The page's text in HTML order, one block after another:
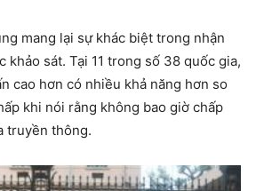
mang lại sự khác biệt trong nhận
khảo sát. Tại 11 trong số 38 quốc gia,
cao hơn có nhiều khả năng hơn so
khi nói rằng không bao giờ chấp
truyền thông.